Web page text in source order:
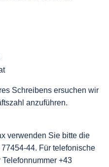
Schreibens ersuchen wir
anzuführen.
verwenden Sie bitte die
44. Für telefonische
+43